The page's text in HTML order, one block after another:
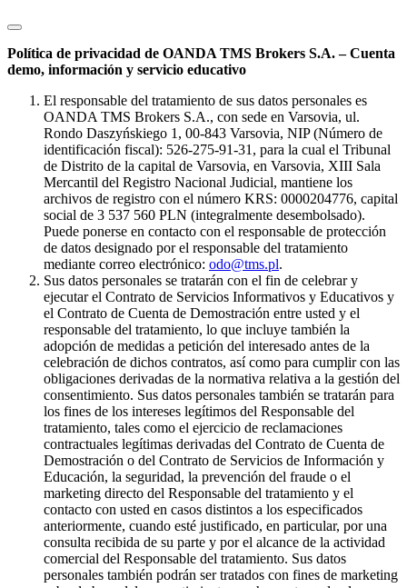
Política de privacidad de OANDA TMS Brokers S.A. – Cuenta
demo, información y servicio educativo
El responsable del tratamiento de sus datos personales es
OANDA TMS Brokers S.A., con sede en Varsovia, ul.
Rondo Daszyńskiego 1, 00-843 Varsovia, NIP (Número de
identificación fiscal): 526-275-91-31, para la cual el Tribunal
de Distrito de la capital de Varsovia, en Varsovia, XIII Sala
Mercantil del Registro Nacional Judicial, mantiene los
archivos de registro con el número KRS: 0000204776, capital
social de 3 537 560 PLN (integralmente desembolsado).
Puede ponerse en contacto con el responsable de protección
de datos designado por el responsable del tratamiento
mediante correo electrónico: odo@tms.pl.
Sus datos personales se tratarán con el fin de celebrar y
ejecutar el Contrato de Servicios Informativos y Educativos y
el Contrato de Cuenta de Demostración entre usted y el
responsable del tratamiento, lo que incluye también la
adopción de medidas a petición del interesado antes de la
celebración de dichos contratos, así como para cumplir con las
obligaciones derivadas de la normativa relativa a la gestión del
consentimiento. Sus datos personales también se tratarán para
los fines de los intereses legítimos del Responsable del
tratamiento, tales como el ejercicio de reclamaciones
contractuales legítimas derivadas del Contrato de Cuenta de
Demostración o del Contrato de Servicios de Información y
Educación, la seguridad, la prevención del fraude o el
marketing directo del Responsable del tratamiento y el
contacto con usted en casos distintos a los especificados
anteriormente, cuando esté justificado, en particular, por una
consulta recibida de su parte y por el alcance de la actividad
comercial del Responsable del tratamiento. Sus datos
personales también podrán ser tratados con fines de marketing